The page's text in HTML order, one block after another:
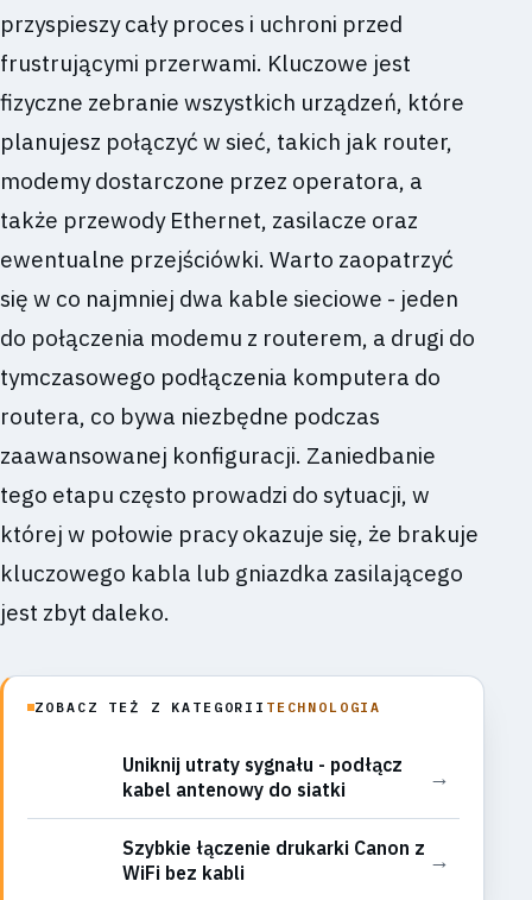
przyspieszy cały proces i uchroni przed
frustrującymi przerwami. Kluczowe jest
fizyczne zebranie wszystkich urządzeń, które
planujesz połączyć w sieć, takich jak router,
modemy dostarczone przez operatora, a
także przewody Ethernet, zasilacze oraz
ewentualne przejściówki. Warto zaopatrzyć
się w co najmniej dwa kable sieciowe - jeden
do połączenia modemu z routerem, a drugi do
tymczasowego podłączenia komputera do
routera, co bywa niezbędne podczas
zaawansowanej konfiguracji. Zaniedbanie
tego etapu często prowadzi do sytuacji, w
której w połowie pracy okazuje się, że brakuje
kluczowego kabla lub gniazdka zasilającego
jest zbyt daleko.
ZOBACZ TEŻ Z KATEGORII TECHNOLOGIA
Uniknij utraty sygnału - podłącz
kabel antenowy do siatki
→
Szybkie łączenie drukarki Canon z
WiFi bez kabli
→